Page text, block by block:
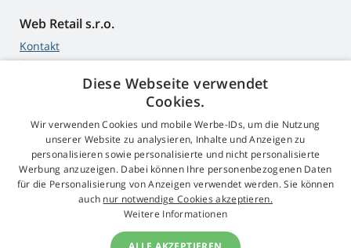
Web Retail s.r.o.
Kontakt
GDPR
4,9Sterne
545 Bewertungen Google
© 2009 - 2026 Beamer-Parts.de
Diese Webseite verwendet
Cookies.
Wir verwenden Cookies und mobile Werbe-IDs, um die Nutzung
unserer Website zu analysieren, Inhalte und Anzeigen zu
personalisieren sowie personalisierte und nicht personalisierte
Werbung anzuzeigen. Dabei können Ihre personenbezogenen Daten
für die Personalisierung von Anzeigen verwendet werden. Sie können
auch nur notwendige Cookies akzeptieren.
Weitere Informationen